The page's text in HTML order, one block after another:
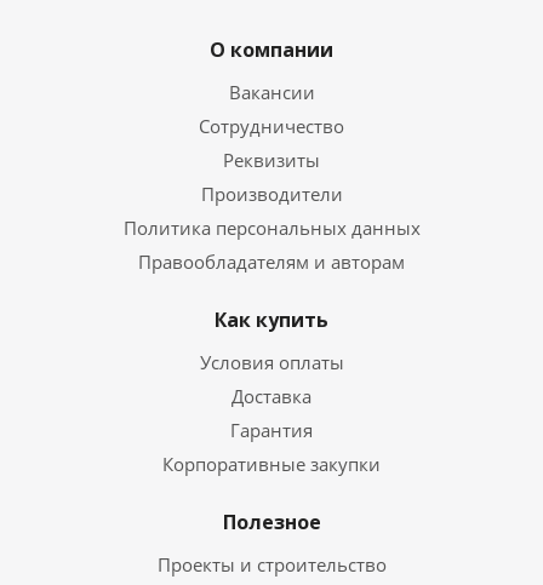
О компании
Вакансии
Сотрудничество
Реквизиты
Производители
Политика персональных данных
Правообладателям и авторам
Как купить
Условия оплаты
Доставка
Гарантия
Корпоративные закупки
Полезное
Проекты и строительство